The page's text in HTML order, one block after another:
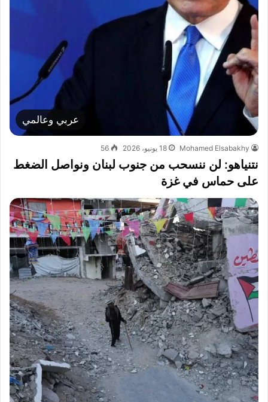
عربي وعالمي
Mohamed Elsabakhy 18 يونيو، 2026 56
نتنياهو: لن ننسحب من جنوب لبنان ونواصل الضغط
على حماس في غزة